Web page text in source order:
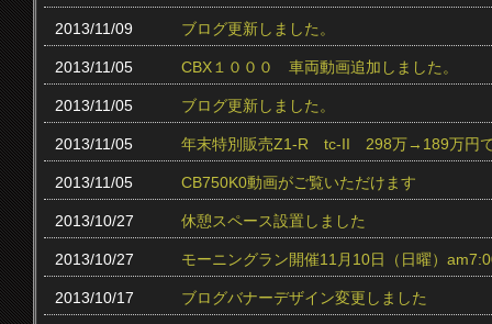
2013/11/09 ブログ更新しました。
2013/11/05 CBX１０００ 車両動画追加しました。
2013/11/05 ブログ更新しました。
2013/11/05 年末特別販売Z1-R tc‐II 298万→189万円
2013/11/05 CB750K0動画がご覧いただけます
2013/10/27 休憩スペース設置しました
2013/10/27 モーニングラン開催11月10日（日曜）
2013/10/17 ブログバナーデザイン変更しました